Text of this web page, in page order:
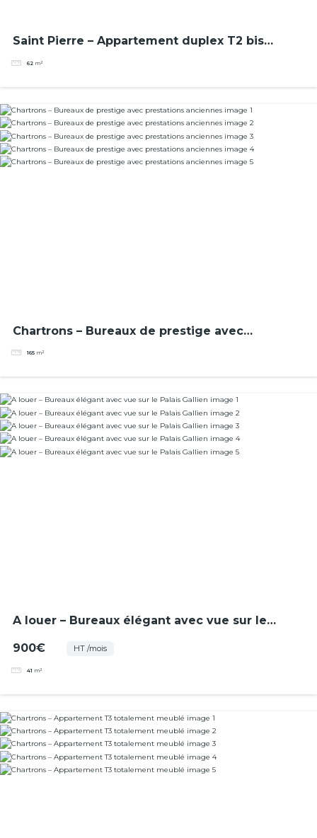
Saint Pierre – Appartement duplex T2 bis
meublé de 60 m²
62 m²
Chartrons – Bureaux de prestige avec
prestations anciennes
165 m²
A louer – Bureaux élégant avec vue sur le
900€
HT /mois
41 m²